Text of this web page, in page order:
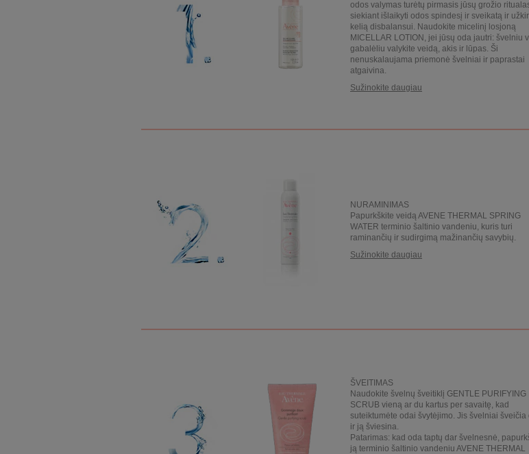
odos valymas turėtų pirmasis jūsų grožio
siekiant išlaikyti odos spindesį ir sveikatą ir
kelią disbalansui. Naudokite micelinį losjoną
MICELLAR LOTION, jei jūsų oda jautri: švelniu
gabalėliu valykite veidą, akis ir lūpas. Ši
nenuskalaujama priemonė švelniai ir paprastai
atgaivina.
Sužinokite daugiau
NURAMINIMAS
Papurkškite veidą AVENE THERMAL SPRING
WATER terminio šaltinio vandeniu, kuris turi
raminančių ir sudirgimą mažinančių savybių.
Sužinokite daugiau
ŠVEITIMAS
Naudokite švelnų šveitiklį GENTLE PURIFYING
SCRUB vieną ar du kartus per savaitę, kad
suteiktumėte odai švytėjimo. Jis švelniai šveičia
ir ją šviesina.
Patarimas: kad oda taptų dar švelnesnė,
ją terminio šaltinio vandeniu AVENE THERMAL